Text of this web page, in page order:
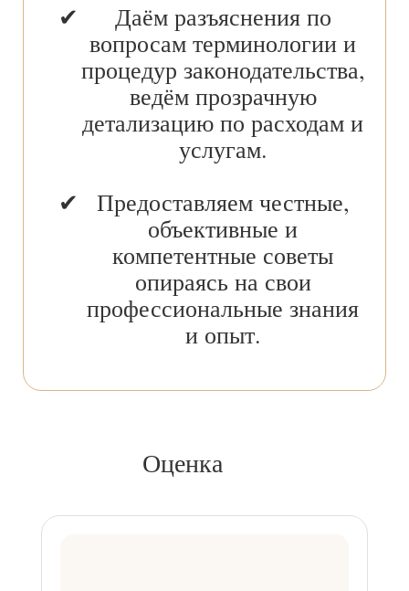
Даём разъяснения по
вопросам терминологии и
процедур законодательства,
ведём прозрачную
детализацию по расходам и
услугам.
Предоставляем честные,
объективные и
компетентные советы
опираясь на свои
профессиональные знания
и опыт.
Оценка